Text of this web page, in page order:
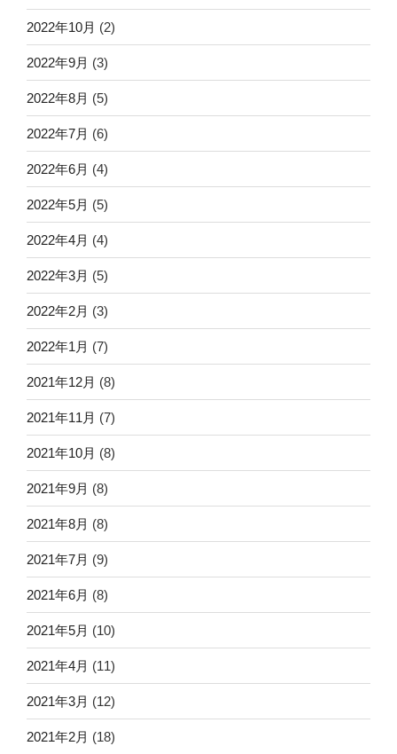
2022年10月 (2)
2022年9月 (3)
2022年8月 (5)
2022年7月 (6)
2022年6月 (4)
2022年5月 (5)
2022年4月 (4)
2022年3月 (5)
2022年2月 (3)
2022年1月 (7)
2021年12月 (8)
2021年11月 (7)
2021年10月 (8)
2021年9月 (8)
2021年8月 (8)
2021年7月 (9)
2021年6月 (8)
2021年5月 (10)
2021年4月 (11)
2021年3月 (12)
2021年2月 (18)